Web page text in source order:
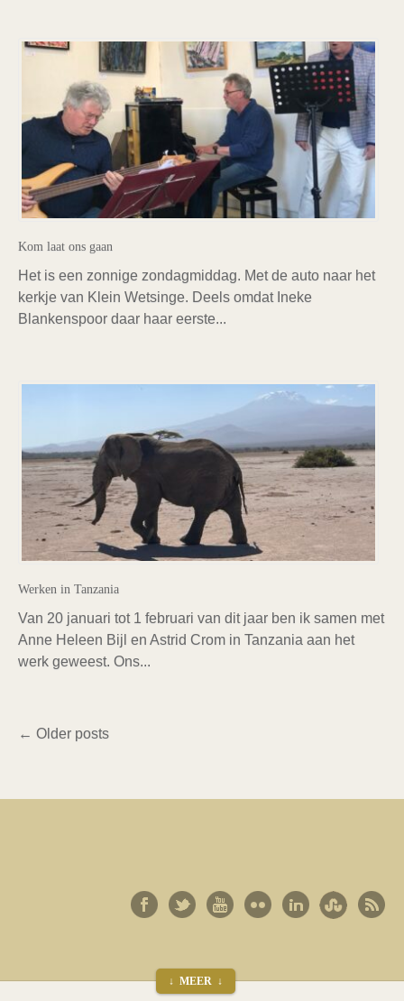
Kom laat ons gaan
Het is een zonnige zondagmiddag. Met de auto naar het
kerkje van Klein Wetsinge. Deels omdat Ineke
Blankenspoor daar haar eerste...
Werken in Tanzania
Van 20 januari tot 1 februari van dit jaar ben ik samen met
Anne Heleen Bijl en Astrid Crom in Tanzania aan het
werk geweest. Ons...
← Older posts
↓ MEER ↓